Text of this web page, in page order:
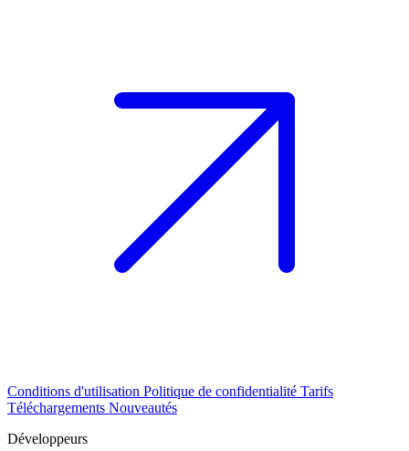
Conditions d'utilisation Politique de confidentialité Tarifs
Téléchargements Nouveautés
Développeurs